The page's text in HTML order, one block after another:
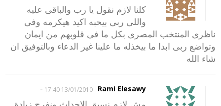
كلنا لازم نقول يا رب والباقى عليه
واللى ربى بيحبه اكيد هيكرمه وفى
ناظرى المنتخب المصرى بكل ما فى قلوبهم من ايمان
وتواضع ربى ابدا ما بيخذله ما علينا غير الدعاء وبالتوفيق ان
شاء الله
Rami Elesawy
13/01/2010 17:40
-